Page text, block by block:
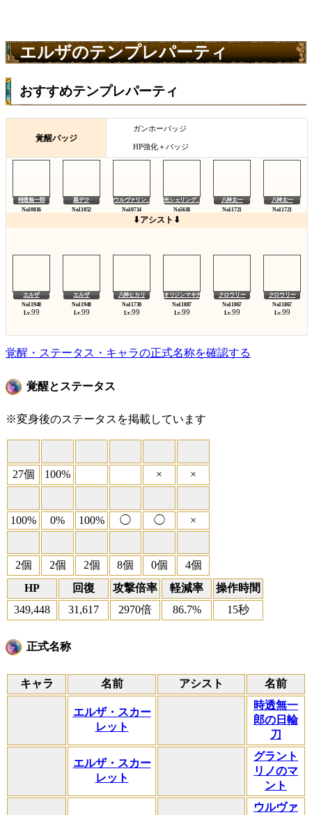
エルザのテンプレパーティ
おすすめテンプレパーティ
覚醒バッジ
ガンホーバッジ
HP強化＋バッジ
時透無一郎 黒デク ウルヴァリン... 光シェリング... 八神太一 八神太一
⬇アシスト⬇
エルザ エルザ 八神ヒカリ オリジンマキナ クロウリー クロウリー
Lv.99 Lv.99 Lv.99 Lv.99 Lv.99 Lv.99
覚醒・ステータス・キャラの正式名称を確認する
覚醒とステータス
※変身後のステータスを掲載しています
27個 100% × ×
100% 0% 100% ◯ ◯ ×
2個 2個 2個 8個 0個
4個
HP
回復 攻撃倍率 軽減率
操作時間
349,448
31,617 2970倍 86.7% 15秒
正式名称
キャラ 名前 アシスト 名前
エルザ・スカー
レット
時透無一
郎の日輪
刀
エルザ・スカー
レット
グラント
リノのマ
ント
ウルヴァ